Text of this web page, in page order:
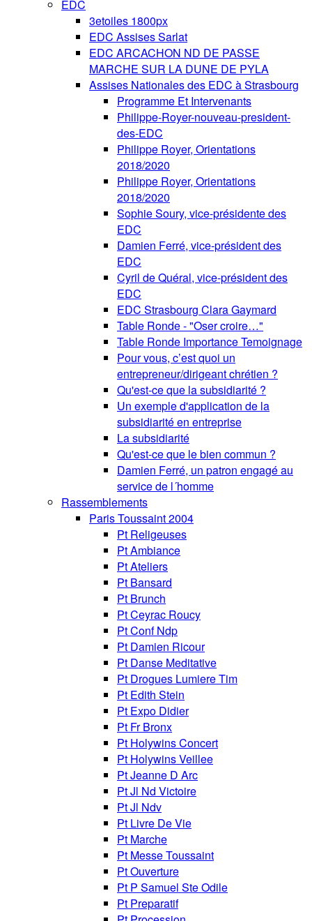
EDC
3etoiles 1800px
EDC Assises Sarlat
EDC ARCACHON ND DE PASSE
MARCHE SUR LA DUNE DE PYLA
Assises Nationales des EDC à Strasbourg
Programme Et Intervenants
Philippe-Royer-nouveau-president-
des-EDC
Philippe Royer, Orientations
2018/2020
Philippe Royer, Orientations
2018/2020
Sophie Soury, vice-présidente des
EDC
Damien Ferré, vice-président des
EDC
Cyril de Quéral, vice-président des
EDC
EDC Strasbourg Clara Gaymard
Table Ronde - "Oser croire…"
Table Ronde Importance Temoignage
Pour vous, c’est quoi un
entrepreneur/dirigeant chrétien ?
Qu'est-ce que la subsidiarité ?
Un exemple d'application de la
subsidiarité en entreprise
La subsidiarité
Qu'est-ce que le bien commun ?
Damien Ferré, un patron engagé au
service de l´homme
Rassemblements
Paris Toussaint 2004
Pt Religeuses
Pt Ambiance
Pt Ateliers
Pt Bansard
Pt Brunch
Pt Ceyrac Roucy
Pt Conf Ndp
Pt Damien Ricour
Pt Danse Meditative
Pt Drogues Lumiere Tim
Pt Edith Stein
Pt Expo Didier
Pt Fr Bronx
Pt Holywins Concert
Pt Holywins Veillee
Pt Jeanne D Arc
Pt Jl Nd Victoire
Pt Jl Ndv
Pt Livre De Vie
Pt Marche
Pt Messe Toussaint
Pt Ouverture
Pt P Samuel Ste Odile
Pt Preparatif